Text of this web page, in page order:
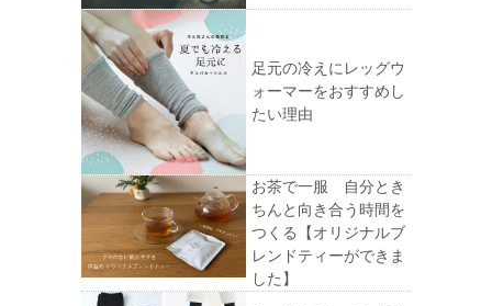
足元の冷えにレッグウ
ォーマーをおすすめし
たい理由
お茶で一服 自分とき
ちんと向き合う時間を
つくる【オリジナルブ
レンドティーができま
した】